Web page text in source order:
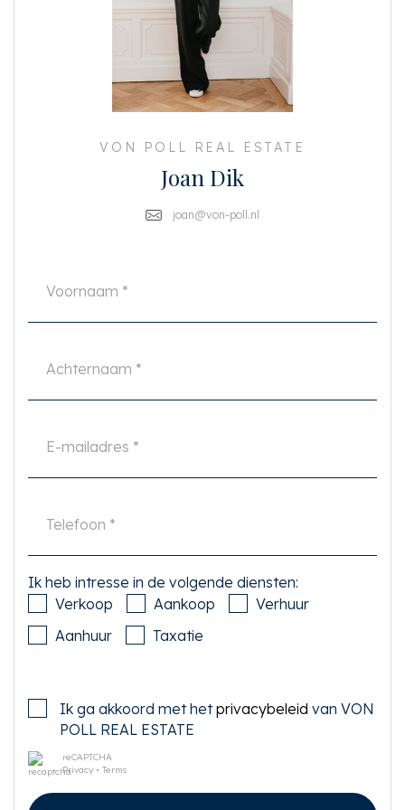
Deze informatie is door ons met de nodige zorgvuldigheid samengesteld.
Onzerzijds wordt echter geen enkele aansprakelijkheid aanvaard voor
enige onvolledigheid, onjuistheid of anderszins, dan wel de gevolgen
daarvan. Alle opgegeven maten en oppervlakten zijn indicatief. Koper heeft
zijn eigen onderzoek plicht naar alle zaken die voor hem of haar van belang
zijn. Met betrekking tot deze woning is de makelaar adviseur van verkoper.
Wij adviseren u een deskundige (NVM-)makelaar in te schakelen die u
makelaar en hiernaar zelfstandig onderzoek te (laten) doen. Indien u geen
deskundige vertegenwoordiger inschakelt, acht u zich volgens de wet
deskundige genoeg om alle zaken die van belang zijn te kunnen overzien.
VON POLL REAL ESTATE
Joan Dik
joan@von-poll.nl
Ik heb intresse in de volgende diensten:
Verkoop
Aankoop
Verhuur
Aanhuur
Taxatie
Ik ga akkoord met hetprivacybeleid van VON
POLL REAL ESTATE
reCAPTCHA
Privacy • Terms